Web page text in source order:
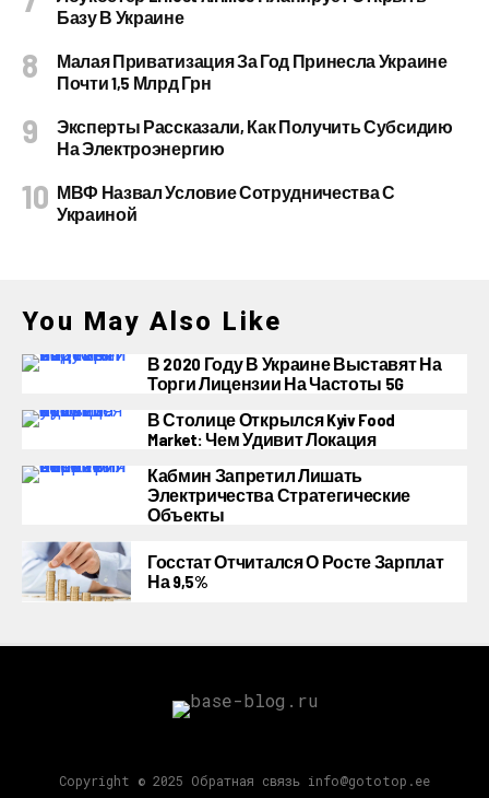
Базу В Украине
Малая Приватизация За Год Принесла Украине
Почти 1,5 Млрд Грн
Эксперты Рассказали, Как Получить Субсидию
На Электроэнергию
МВФ Назвал Условие Сотрудничества С
Украиной
You May Also Like
В 2020 Году В Украине Выставят На
Торги Лицензии На Частоты 5G
В Столице Открылся Kyiv Food
Market: Чем Удивит Локация
Кабмин Запретил Лишать
Электричества Стратегические
Объекты
Госстат Отчитался О Росте Зарплат
На 9,5%
Copyright © 2025 Обратная связь info@gototop.ee